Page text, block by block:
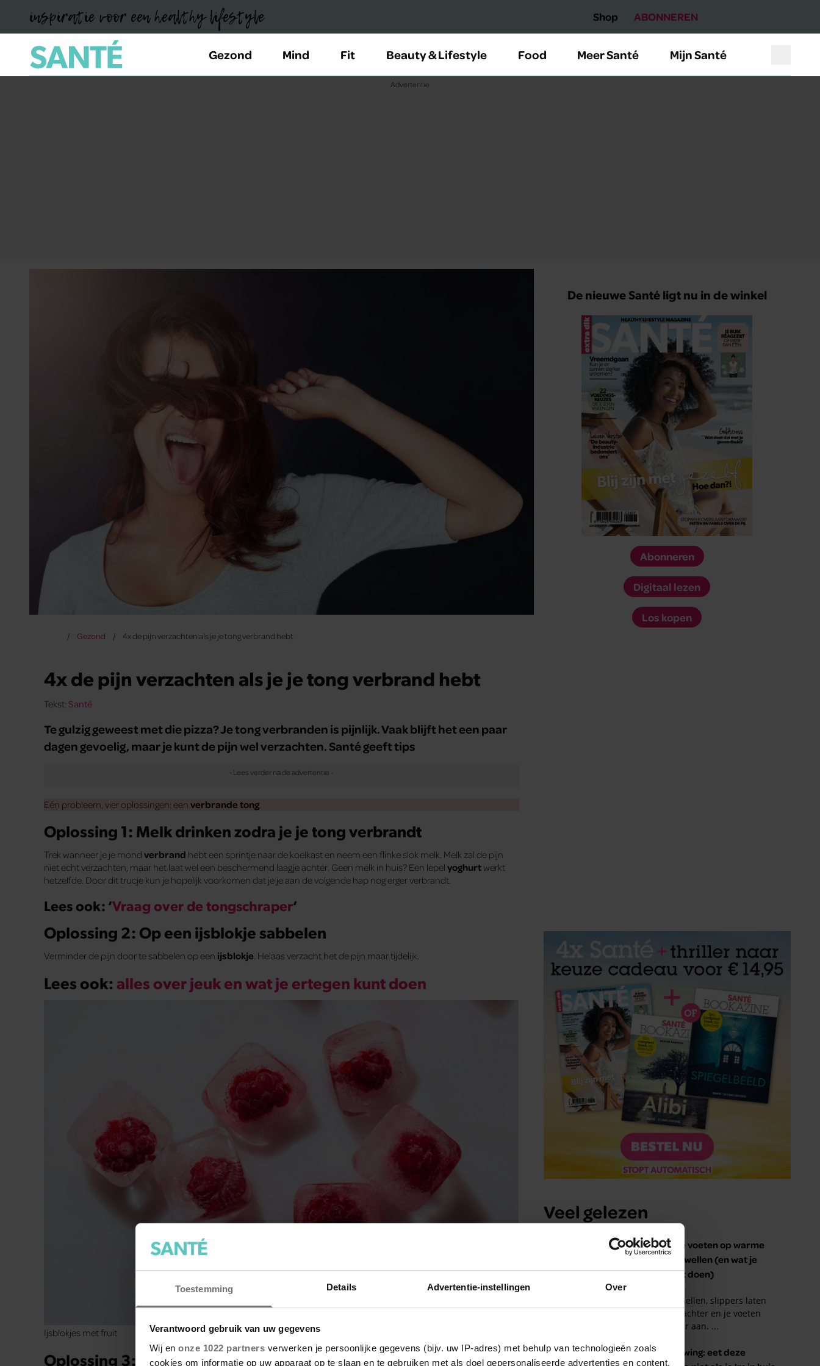
Toestemming Details Advertentie-instellingen Over
Verantwoord gebruik van uw gegevens
Wij en onze 1022 partners verwerken je persoonlijke gegevens (bijv. uw IP-adres) met behulp van technologieën zoals
cookies om informatie op uw apparaat op te slaan en te gebruiken met als doel gepersonaliseerde advertenties en content,
inspiratie voor een healthy lifestyle Shop ABONNEREN
Gezond Mind Fit Beauty & Lifestyle Food Meer Santé Mijn Santé
Gezond 4x de pijn verzachten als je je tong verbrand hebt
4x de pijn verzachten als je je tong verbrand hebt
Tekst: Santé
Te gulzig geweest met die pizza? Je tong verbranden is pijnlijk. Vaak blijft het een paar
dagen gevoelig, maar je kunt de pijn wel verzachten. Santé geeft tips
Eén probleem, vier oplossingen: een verbrande tong
Oplossing 1: Melk drinken zodra je je tong verbrandt
Trek wanneer je je mond verbrand hebt een sprintje naar de koelkast en neem een flinke slok melk. Melk zal de pijn
niet echt verzachten, maar het laat wel een beschermend laagje achter. Geen melk in huis? Een lepel yoghurt werkt
hetzelfde. Door dit trucje kun je hopelijk voorkomen dat je je aan de volgende hap nog erger verbrandt.
Lees ook: ‘Vraag over de tongschraper‘
Oplossing 2: Op een ijsblokje sabbelen
Verminder de pijn door te sabbelen op een ijsblokje. Helaas verzacht het de pijn maar tijdelijk.
Lees ook: alles over jeuk en wat je ertegen kunt doen
Ijsblokjes met fruit
Oplossing 3: Pijnstillers
De nieuwe Santé ligt nu in de winkel
Abonneren
Digitaal lezen
Los kopen